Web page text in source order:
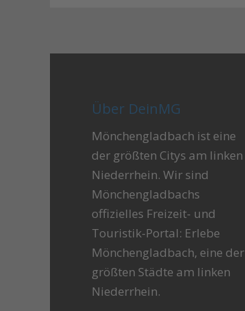
Über DeinMG
Mönchengladbach ist eine
der größten Citys am linken
Niederrhein. Wir sind
Mönchengladbachs
offizielles Freizeit- und
Touristik-Portal: Erlebe
Mönchengladbach, eine der
größten Städte am linken
Niederrhein.